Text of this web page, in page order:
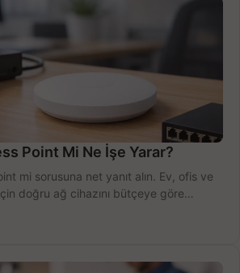
Point Mi Ne İşe Yarar?
mi sorusuna net yanıt alın. Ev, ofis ve
doğru ağ cihazını bütçeye göre